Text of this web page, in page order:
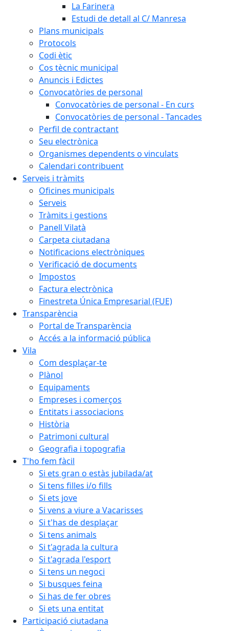
La Farinera
Estudi de detall al C/ Manresa
Plans municipals
Protocols
Codi ètic
Cos tècnic municipal
Anuncis i Edictes
Convocatòries de personal
Convocatòries de personal - En curs
Convocatòries de personal - Tancades
Perfil de contractant
Seu electrònica
Organismes dependents o vinculats
Calendari contribuent
Serveis i tràmits
Oficines municipals
Serveis
Tràmits i gestions
Panell Vilatà
Carpeta ciutadana
Notificacions electròniques
Verificació de documents
Impostos
Factura electrònica
Finestreta Única Empresarial (FUE)
Transparència
Portal de Transparència
Accés a la informació pública
Vila
Com desplaçar-te
Plànol
Equipaments
Empreses i comerços
Entitats i associacions
Història
Patrimoni cultural
Geografia i topografia
T'ho fem fàcil
Si ets gran o estàs jubilada/at
Si tens filles i/o fills
Si ets jove
Si vens a viure a Vacarisses
Si t'has de desplaçar
Si tens animals
Si t'agrada la cultura
Si t'agrada l'esport
Si tens un negoci
Si busques feina
Si has de fer obres
Si ets una entitat
Participació ciutadana